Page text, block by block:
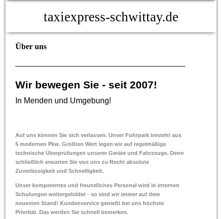
taxiexpress-schwittay.de
Über uns
Wir bewegen Sie- seit 2007!
In Menden und Umgebung!
Auf uns können Sie sich verlassen. Unser Fuhrpark besteht aus
5 modernen Pkw. Größten Wert legen wir auf regelmäßige
technische Überprüfungen unserer Geräte und Fahrzeuge. Denn
schließlich erwarten Sie von uns zu Recht absolute
Zuverlässigkeit und Schnelligkeit.
Unser kompetentes und freundliches Personal wird in internen
Schulungen weitergebildet - so sind wir immer auf dem
neuesten Stand! Kundenservice genießt bei uns höchste
Priorität. Das werden Sie schnell bemerken.